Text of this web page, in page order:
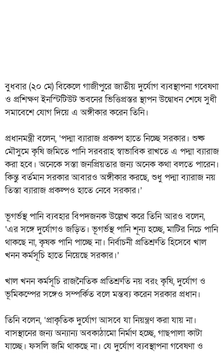
বুধবার (২০ মে) বিকেলে গাজীপুরে জাতীয় দুর্যোগ ব্যবস্থাপনা গবেষণা
ও প্রশিক্ষণ ইনস্টিটিউট ভবনের ভিত্তিপ্রস্তর স্থাপন উদ্বোধন শেষে সুধী
সমাবেশে যোগ দিয়ে এ অঙ্গীকার করেন তিনি।
প্রধানমন্ত্রী বলেন, ‘পদ্মা ব্যারাজ প্রকল্প হাতে নিচ্ছে সরকার। শুষ্ক
মৌসুমে কৃষি জমিতে পানি সরবরাহ স্বাভাবিক রাখতে এ পদ্মা ব্যারাজ
করা হবে। অনেকে সস্তা জনপ্রিয়তার জন্য অনেক কথা বলতে পারেন।
কিন্তু বর্তমান সরকার আবারও অঙ্গীকার করছে, শুধু পদ্মা ব্যারাজ নয়
তিস্তা ব্যারাজ প্রকল্পও হাতে নেবে সরকার।’
ভূগর্ভস্থ পানি ব্যবহার বিপদজনক উল্লেখ করে তিনি আরও বলেন,
‘এর সঙ্গে দুর্যোগও জড়িত। ভূগর্ভস্থ পানি শূন্য হচ্ছে, মাটির নিচে পানি
থাকছে না, কৃষক পানি পাচ্ছে না। নির্বাচনী প্রতিশ্রুতি হিসেবে খাল
খনন কর্মসূচি হাতে নিয়েছে সরকার।’
খাল খনন কর্মসূচি রাজনৈতিক প্রতিশ্রুতি নয় বরং কৃষি, দুর্যোগ ও
ভূমিকম্পের সঙ্গেও সম্পর্কিত বলে মন্তব্য করেন সরকার প্রধান।
তিনি বলেন, ‘প্রাকৃতিক দুর্যোগ আসবে যা নিয়ন্ত্রণ করা যায় না।
বাসস্থানের জন্য অন্যান্য অবকাঠামো নির্মাণ হচ্ছে, গাছপালা কাটা
যাচ্ছে। ফসলি জমি থাকছে না। যে দুর্যোগ ব্যবস্থাপনা গবেষণা ও